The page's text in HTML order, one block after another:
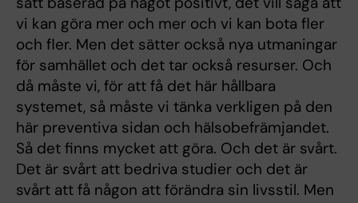
vi kan göra mer och mer och vi kan bota fler
och fler. Men det sätter också nya utmaningar
för samhället och det tar också resurser. Och
då måste vi, för att få det här hållbara
systemet, så måste vi tänka verkligen på den
här preventiva sidan och hälsobefrämjandet.
Så det finns mycket att göra. Och det är svårt.
Det är svårt att bedriva studier och det är
svårt att få någon att förändra sin livsstil. Men